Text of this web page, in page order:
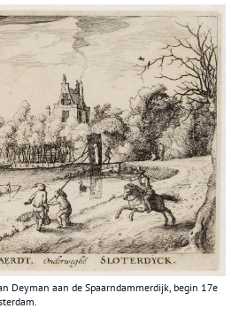
Deyman aan de Spaarndammerdijk, begin 17e